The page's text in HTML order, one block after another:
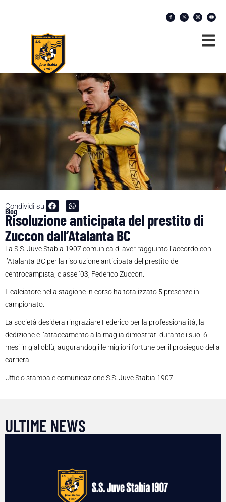
Condividi su:
Blog
Risoluzione anticipata del prestito di
Zuccon dall’Atalanta BC
La S.S. Juve Stabia 1907 comunica di aver raggiunto l’accordo con
l’Atalanta BC per la risoluzione anticipata del prestito del
centrocampista, classe ‘03, Federico Zuccon.
Il calciatore nella stagione in corso ha totalizzato 5 presenze in
campionato.
La società desidera ringraziare Federico per la professionalità, la
dedizione e l’attaccamento alla maglia dimostrati durante i suoi 6
mesi in gialloblù, augurandogli le migliori fortune per il prosieguo della
carriera.
Ufficio stampa e comunicazione S.S. Juve Stabia 1907
ULTIME NEWS